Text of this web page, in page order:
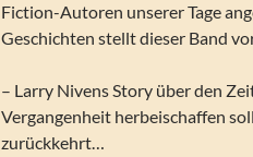
Fiction-Autoren unserer Tage
Geschichten stellt dieser Band
– Larry Nivens Story über den
Vergangenheit herbeischaffen
zurückkehrt…